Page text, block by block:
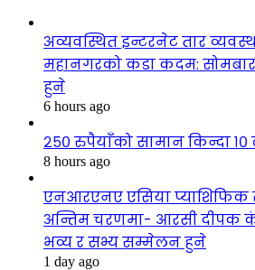
अव्यवस्थित इन्टरनेट तार
महानगरको कडा कदम:
हुने
6 hours ago
२५० रुपैयाँको सामान किन्दा
8 hours ago
एनआरएनए एसिया प्याशिफिक
अन्तिम चरणमा- आरसी दीपक
भव्य र सभ्य सम्मेलन हुने
1 day ago